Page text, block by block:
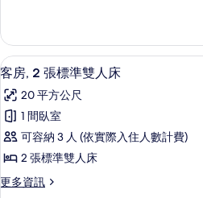
雙
人
床
的
所
有
相
片
1
張
加
雙
人
的
詳
顯
示
客
房,
2
張
標
8
客房, 2 張標準雙人床
20 平方公尺
1 間臥室
可容納 3 人 (依實際入住人數計費)
2 張標準雙人床
更多資訊
更